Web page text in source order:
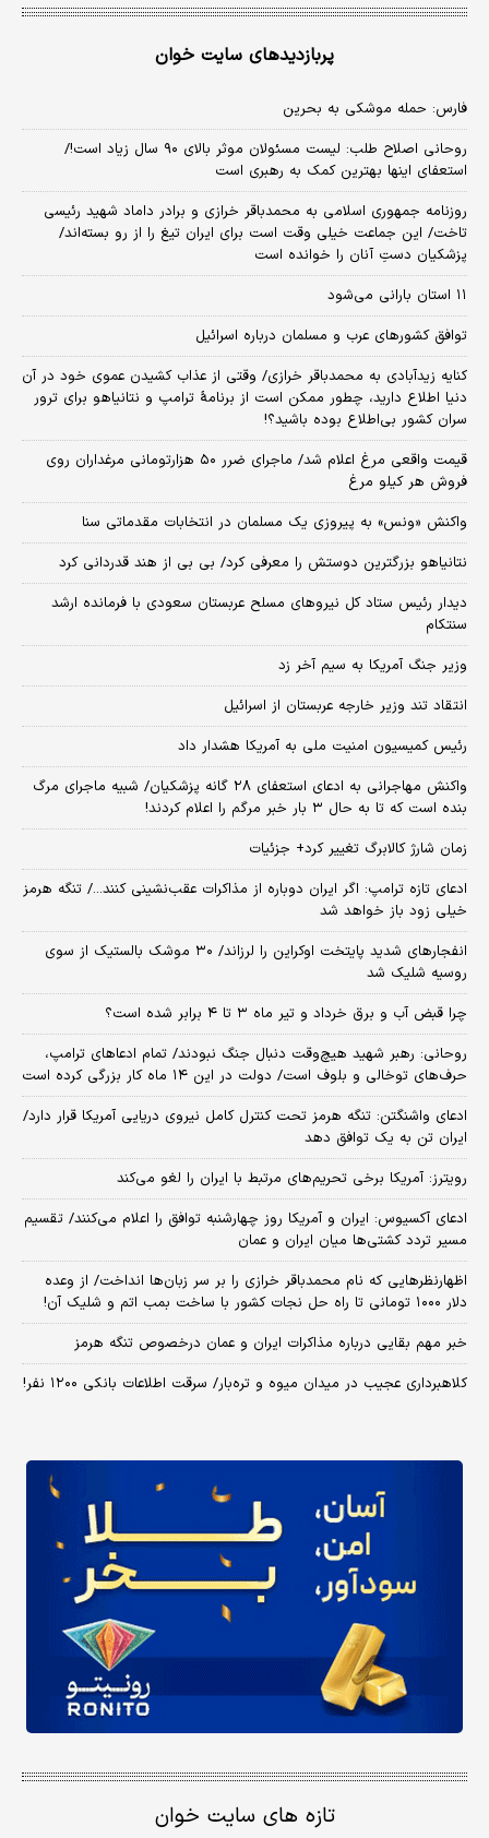
پربازدیدهای سایت خوان
فارس: حمله موشکی به بحرین
روحانی اصلاح طلب: ‌لیست مسئولان موثر بالای ۹۰ سال زیاد است!/
استعفای اینها بهترین کمک به رهبری است
روزنامه جمهوری اسلامی به محمدباقر خرازی و برادر داماد شهید رئیسی
تاخت/ این جماعت خیلی وقت است برای ایران تیغ را از رو بسته‌اند/
پزشکیان دستِ آنان را خوانده است
۱۱ استان بارانی می‌شود
توافق کشورهای عرب و مسلمان درباره اسرائیل
کنایه زیدآبادی به محمدباقر خرازی/ وقتی از عذاب کشیدن عموی خود در آن
دنیا اطلاع دارید، چطور ممکن است از برنامهٔ ترامپ و نتانیاهو برای ترور
سران کشور بی‌اطلاع بوده باشید؟!
قیمت واقعی مرغ اعلام شد/ ماجرای ضرر ۵۰ هزارتومانی مرغداران روی
فروش هر کیلو مرغ
واکنش «ونس» به پیروزی یک مسلمان در انتخابات مقدماتی سنا
نتانیاهو بزرگترین دوستش را معرفی کرد/ بی بی از هند قدردانی کرد
دیدار رئیس ستاد کل نیروهای مسلح عربستان سعودی با فرمانده ارشد
سنتکام
وزیر جنگ آمریکا به سیم آخر زد
انتقاد تند وزیر خارجه عربستان از اسرائیل
رئیس کمیسیون امنیت ملی به آمریکا هشدار داد
واکنش مهاجرانی به ادعای استعفای ۲۸ گانه پزشکیان/ شبیه ماجرای مرگ
بنده است که تا به حال ۳ بار خبر مرگم را اعلام کردند!
زمان شارژ کالابرگ تغییر کرد+ جزئیات
ادعای تازه ترامپ: اگر ایران دوباره از مذاکرات عقب‌نشینی کنند.../ تنگه هرمز
خیلی زود باز خواهد شد
انفجارهای شدید پایتخت اوکراین را لرزاند/ ۳۰ موشک بالستیک از سوی
روسیه شلیک شد
چرا قبض آب و برق خرداد و تیر ماه ۳ تا ۴ برابر شده است؟
روحانی: رهبر شهید هیچ‌وقت دنبال جنگ نبودند/ تمام ادعاهای ترامپ،
حرف‌های توخالی و بلوف است/ دولت در این ۱۴ ماه کار بزرگی کرده است
ادعای واشنگتن: تنگه هرمز تحت کنترل کامل نیروی دریایی آمریکا قرار دارد/
ایران تن به یک توافق دهد
رویترز: آمریکا برخی تحریم‌های مرتبط با ایران را لغو می‌کند
ادعای آکسیوس: ایران و آمریکا روز چهارشنبه توافق را اعلام می‌کنند/ تقسیم
مسیر تردد کشتی‌ها میان ایران و عمان
اظهارنظرهایی که نام محمدباقر خرازی را بر سر زبان‌ها انداخت/ از وعده
دلار ۱۰۰۰ تومانی تا راه حل نجات کشور با ساخت بمب اتم و شلیک آن!
خبر مهم بقایی درباره مذاکرات ایران و عمان درخصوص تنگه هرمز
کلاهبرداری عجیب در میدان میوه و تره‌بار/ سرقت اطلاعات بانکی ۱۲۰۰ نفر!
تازه های سایت خوان